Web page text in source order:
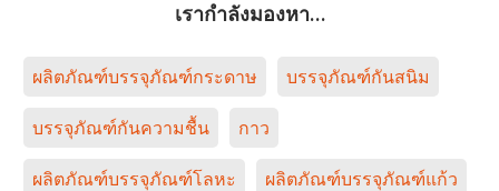
เรากำลังมองหา…
ผลิตภัณฑ์บรรจุภัณฑ์กระดาษ บรรจุภัณฑ์กันสนิม
บรรจุภัณฑ์กันความชื้น กาว
ผลิตภัณฑ์บรรจุภัณฑ์โลหะ ผลิตภัณฑ์บรรจุภัณฑ์แก้ว